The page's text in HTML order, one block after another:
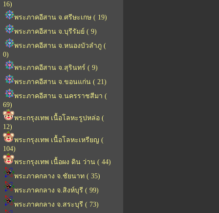
16)
พระภาคอีสาน จ.ศรีษะเกษ ( 19)
พระภาคอีสาน จ.บุรีรัมย์ ( 9)
พระภาคอีสาน จ.หนองบัวลำภู (
0)
พระภาคอีสาน จ.สุรินทร์ ( 9)
พระภาคอีสาน จ.ขอนแก่น ( 21)
พระภาคอีสาน จ.นครราชสีมา (
69)
พระกรุงเทพ เนื้อโลหะรูปหล่อ (
12)
พระกรุงเทพ เนื้อโลหะเหรียญ (
104)
พระกรุงเทพ เนื้อผง ดิน ว่าน ( 44)
พระภาคกลาง จ.ชัยนาท ( 35)
พระภาคกลาง จ.สิงห์บุรี ( 99)
พระภาคกลาง จ.สระบุรี ( 73)